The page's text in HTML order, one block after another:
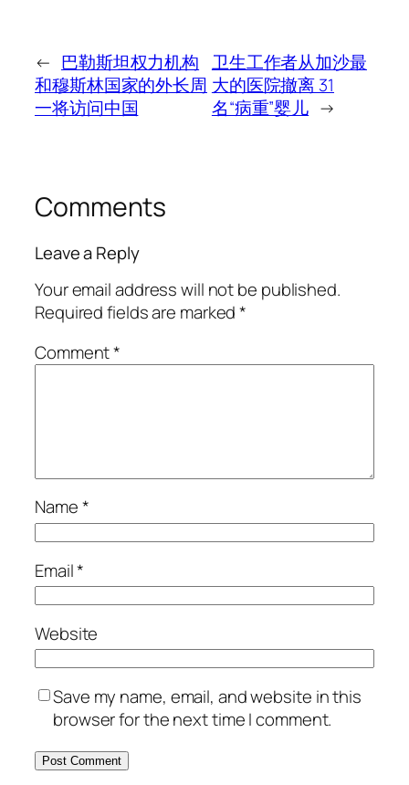
← 巴勒斯坦权力机构
和穆斯林国家的外长周
一将访问中国
卫生工作者从加沙最
大的医院撤离 31
名“病重”婴儿 →
Comments
Leave a Reply
Your email address will not be published.
Required fields are marked*
Comment*
Name*
Email*
Website
Save my name, email, and website in this
browser for the next time I comment.